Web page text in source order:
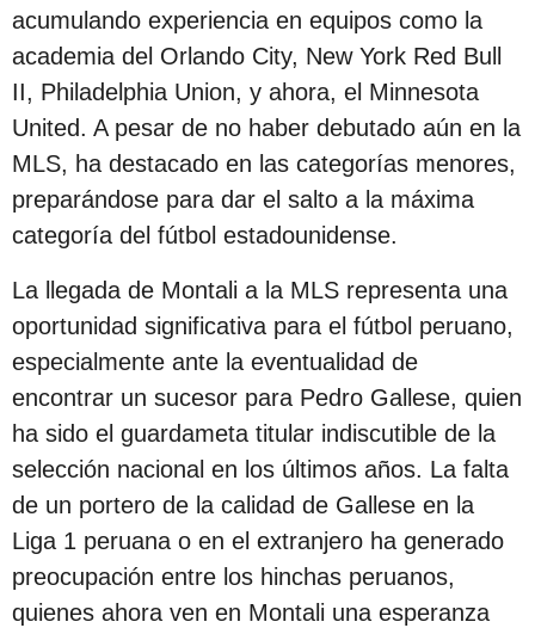
e
s
d
e
l
a
p
b
l
i
c
a
c
i
ó
n
acumulando experiencia en equipos como la
academia del Orlando City, New York Red Bull
II, Philadelphia Union, y ahora, el Minnesota
United. A pesar de no haber debutado aún en la
MLS, ha destacado en las categorías menores,
preparándose para dar el salto a la máxima
categoría del fútbol estadounidense.
La llegada de Montali a la MLS representa una
oportunidad significativa para el fútbol peruano,
especialmente ante la eventualidad de
encontrar un sucesor para Pedro Gallese, quien
ha sido el guardameta titular indiscutible de la
selección nacional en los últimos años. La falta
de un portero de la calidad de Gallese en la
Liga 1 peruana o en el extranjero ha generado
preocupación entre los hinchas peruanos,
quienes ahora ven en Montali una esperanza